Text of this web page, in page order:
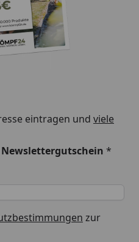
eintragen und viele
*
zur